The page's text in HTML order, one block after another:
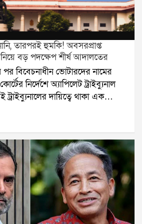
তারপরই হুমকি! অবসরপ্রাপ্ত
নিয়ে বড় পদক্ষেপ শীর্ষ আদালতের
বিবেচনাধীন ভোটারদের নামের
নির্দেশে অ্যাপিলেট ট্রাইব্যুনাল
দায়িত্বে থাকা এক
নিরাপত্তা নিয়ে এবার প্রশ্ন উঠল।
বাড়িতে চিঠি আসার অভিযোগের পর
এবার নিরাপত্তার বিষয়টি
ব্যবস্থা নেওয়ার জন্য কলকাতা
নির্দেশ দিল শীর্ষ আদালত।
ছেলে তাঁর বাবার নিরাপত্তা নিয়ে
করেন। আবেদনে বলা হয়, এসআইআর
দায়িত্ব পালন করতে গিয়ে তাঁর
সদস্যরা হুমকির মুখে পড়ছেন। সরকারি